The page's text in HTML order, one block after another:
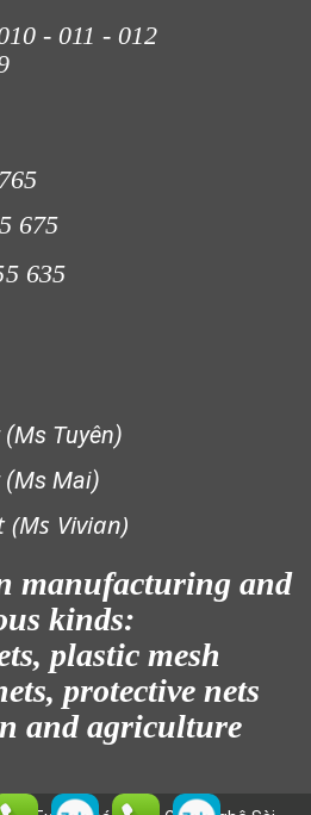
CHẮN ĐỘNG VẬT
- 011 - 012
675
635
Tuyên)
(Ms Mai)
(Ms Vivian)
manufacturing and
kinds:
plastic mesh
protective nets
and agriculture